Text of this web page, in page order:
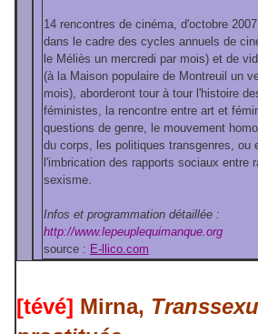
14 rencontres de cinéma, d'octobre
dans le cadre des cycles annuels de
le Méliès un mercredi par mois) et de
(à la Maison populaire de Montreuil un
mois), aborderont tour à tour l'histoire
féministes, la rencontre entre art et
questions de genre, le mouvement
du corps, les politiques transgenres, ou
l'imbrication des rapports sociaux entre
sexisme.
Infos et programmation détaillée :
http://www.lepeuplequimanque.org
source : E-llico.com
[tévé] Mirna,